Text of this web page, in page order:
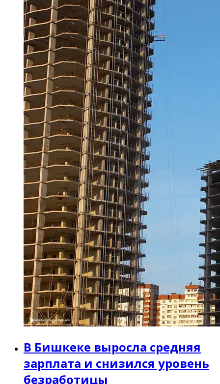
В Бишкеке выросла средняя
зарплата и снизился уровень
безработицы